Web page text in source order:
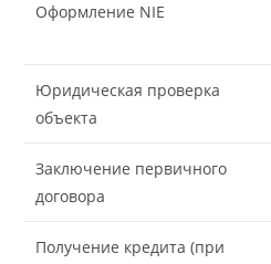
Оформление NIE
Юридическая проверка
объекта
Заключение первичного
договора
Получение кредита (при